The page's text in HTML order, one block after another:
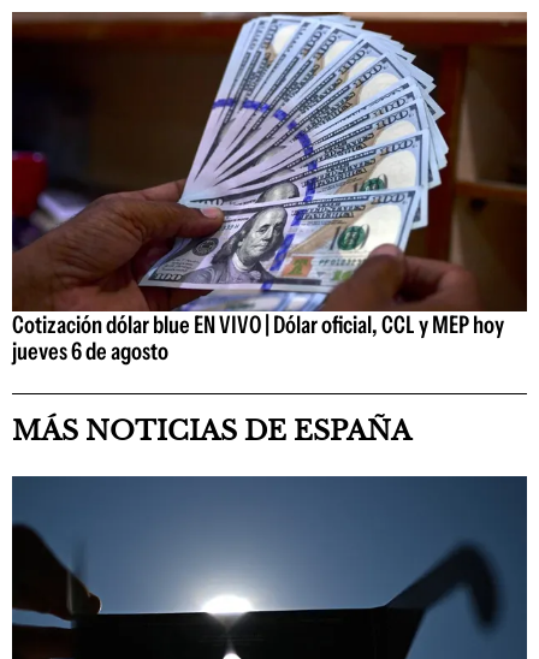
Cotización dólar blue EN VIVO | Dólar oficial, CCL y MEP hoy
jueves 6 de agosto
MÁS NOTICIAS DE ESPAÑA